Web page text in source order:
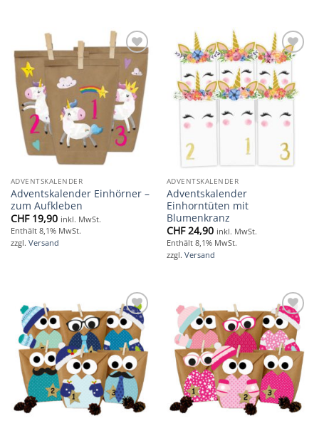
Add to
wishlist
ADVENTSKALENDER
Adventskalender Einhörner –
zum Aufkleben
CHF19,90 inkl. MwSt.
Enthält 8,1% MwSt.
zzgl. Versand
Add to
wishlist
ADVENTSKALENDER
Adventskalender
Einhorntüten mit
Blumenkranz
CHF24,90 inkl. MwSt.
Enthält 8,1% MwSt.
zzgl. Versand
Add to
wishlist
Add to
wishlist